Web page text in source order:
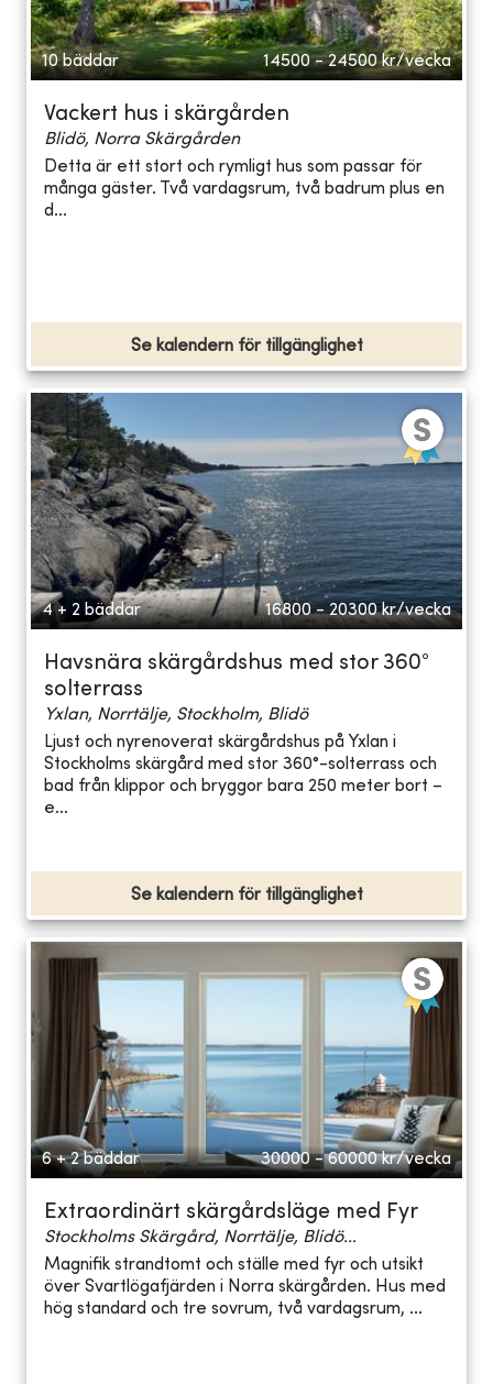
10 bäddar 14500 - 24500 kr/vecka
Vackert hus i skärgården
Blidö, Norra Skärgården
Detta är ett stort och rymligt hus som passar för
många gäster. Två vardagsrum, två badrum plus en
d...
Se kalendern för tillgänglighet
4 + 2 bäddar 16800 - 20300 kr/vecka
Havsnära skärgårdshus med stor 360°
solterrass
Yxlan, Norrtälje, Stockholm, Blidö
Ljust och nyrenoverat skärgårdshus på Yxlan i
Stockholms skärgård med stor 360°-solterrass och
bad från klippor och bryggor bara 250 meter bort –
e...
Se kalendern för tillgänglighet
6 + 2 bäddar 30000 - 60000 kr/vecka
Extraordinärt skärgårdsläge med Fyr
Stockholms Skärgård, Norrtälje, Blidö...
Magnifik strandtomt och ställe med fyr och utsikt
över Svartlögafjärden i Norra skärgården. Hus med
hög standard och tre sovrum, två vardagsrum, ...